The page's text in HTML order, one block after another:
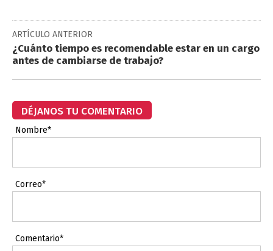
ARTÍCULO ANTERIOR
¿Cuánto tiempo es recomendable estar en un cargo
antes de cambiarse de trabajo?
DÉJANOS TU COMENTARIO
Nombre*
Correo*
Comentario*